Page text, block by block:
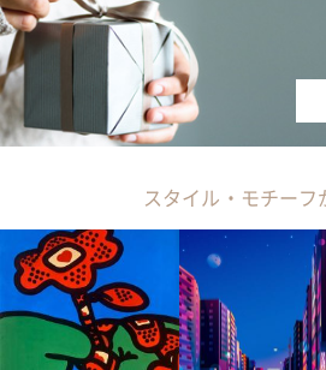
スタイル・モチーフ